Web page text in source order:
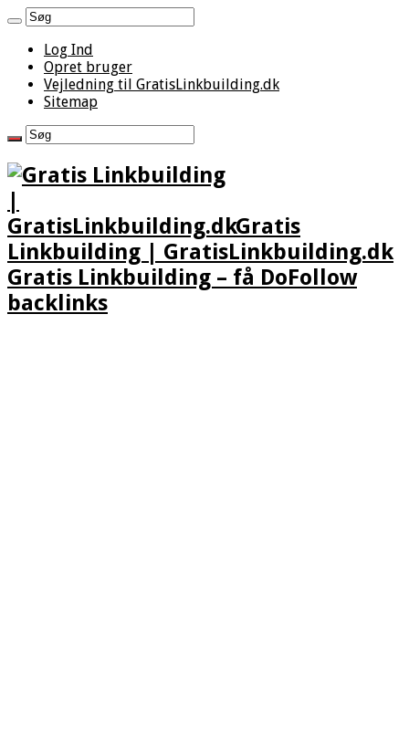
Log Ind
Opret bruger
Vejledning til GratisLinkbuilding.dk
Sitemap
Gratis
Linkbuilding | GratisLinkbuilding.dk
Gratis Linkbuilding – få DoFollow
backlinks